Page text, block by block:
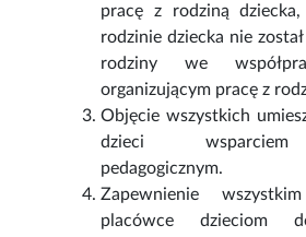
pracę z rodziną
rodzinie dziecka nie
rodziny we
organizującym pracę z
Objęcie wszystkich
dzieci wsparciem
pedagogicznym.
Zapewnienie
placówce dzieciom